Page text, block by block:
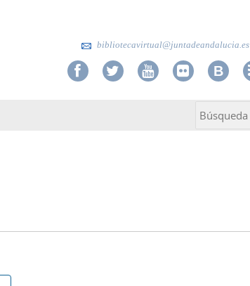
bibliotecavirtual@juntadeandalucia.es